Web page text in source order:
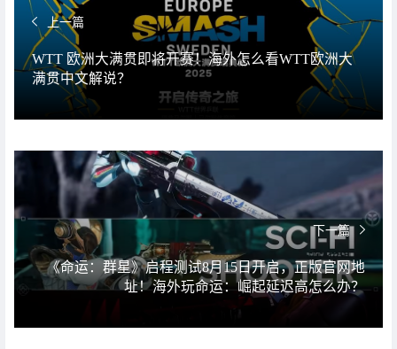
上一篇
WTT 欧洲大满贯即将开赛！海外怎么看WTT欧洲大
满贯中文解说？
下一篇
《命运：群星》启程测试8月15日开启，正版官网地
址！海外玩命运：崛起延迟高怎么办？